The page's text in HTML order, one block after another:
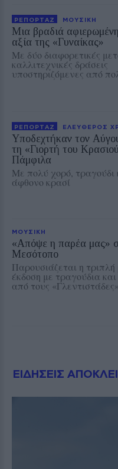
ΡΕΠΟΡΤΑΖ ΜΟΥΣΙΚΗ
Μια βραδιά
αξία της «Γυναίκας»
Με δύο διαφορετικές
καλλιτεχνικές δράσεις
υποστηριζόμενες από
ΡΕΠΟΡΤΑΖ ΕΛΕΥΘΕΡΟΣ
Υποδεχτήκαν τον
τη «Γιορτή του
Πάμφιλα
Με πολύ χορό, τραγούδι
άφθονο κρασί
ΜΟΥΣΙΚΗ
«Απόψε η παρέα μας»
Μεσότοπο
Παρουσιάζεται η τριπλή
έκδοση με τραγούδια
από τους «Γλεντιστάδες»
ΕΙΔΗΣΕΙΣ